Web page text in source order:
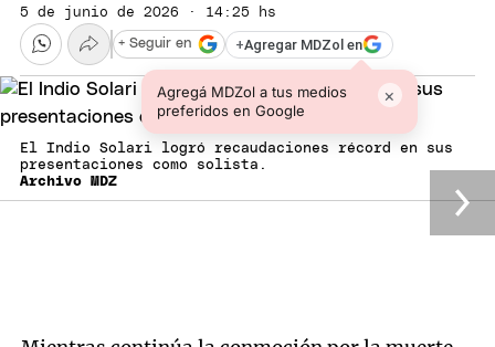
5 de junio de 2026 · 14:25 hs
+Agregar MDZol en
Agregá MDZol a tus medios
preferidos en Google
×
+ Seguir en
El Indio Solari logró recaudaciones récord en sus
presentaciones como solista.
Archivo MDZ